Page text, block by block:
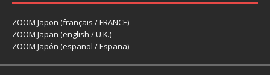
ZOOM Japon (français / FRANCE)
ZOOM Japan (english / U.K.)
ZOOM Japón (español / España)